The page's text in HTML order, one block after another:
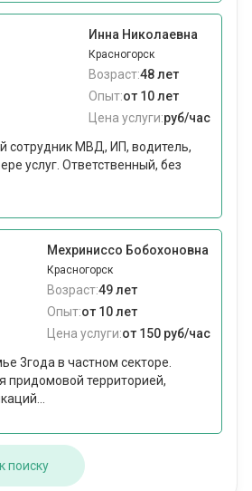
Инна Николаевна
Красногорск
Возраст:48 лет
Опыт:от 10 лет
Цена услуги:руб/час
сотрудник МВД, ИП, водитель,
услуг. Ответственный, без
Мехриниссо Бобохоновна
Красногорск
Возраст:49 лет
Опыт:от 10 лет
Цена услуги:от 150 руб/час
3года в частном секторе.
придомовой территорией,
поиску